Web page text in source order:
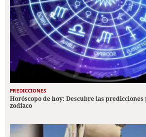
PREDICCIONES
Horóscopo de hoy: Descubre las predicciones
zodiaco